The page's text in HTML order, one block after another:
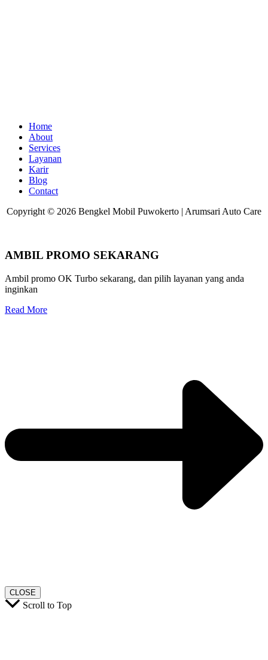
Home
About
Services
Layanan
Karir
Blog
Contact
Copyright © 2026 Bengkel Mobil Puwokerto | Arumsari Auto Care
AMBIL PROMO SEKARANG
Ambil promo OK Turbo sekarang, dan pilih layanan yang anda
inginkan
Read More
CLOSE
Scroll to Top